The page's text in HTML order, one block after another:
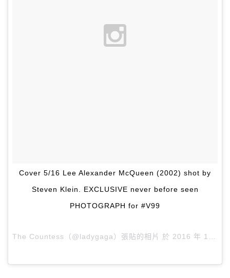
Cover 5/16 Lee Alexander McQueen (2002) shot by
Steven Klein. EXCLUSIVE never before seen
PHOTOGRAPH for #V99
The Countess（@ladygaga）張貼的相片 於 2016 年 1月 月 5 1:57下午 PST